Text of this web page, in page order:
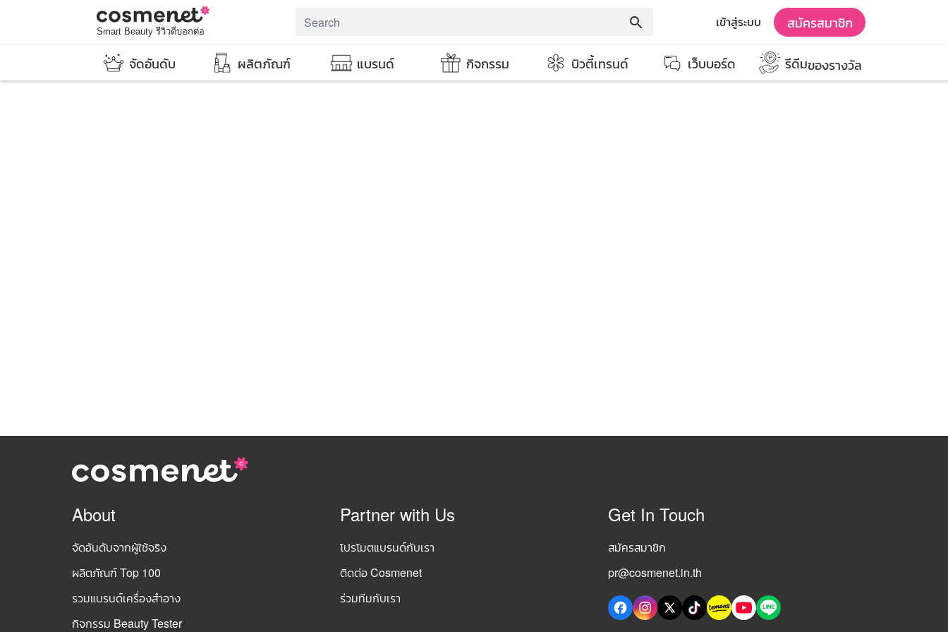
Smart Beauty รีวิวดีบอกต่อ
search เข้าสู่ระบบ สมัครสมาชิก
จัดอันดับ ผลิตภัณฑ์ แบรนด์ กิจกรรม บิวตี้เทรนด์ เว็บบอร์ด รีดีมของรางวัล
About
จัดอันดับจากผู้ใช้จริง
ผลิตภัณฑ์ Top 100
รวมแบรนด์เครื่องสำอาง
กิจกรรม Beauty Tester
Partner with Us
โปรโมตแบรนด์กับเรา
ติดต่อ Cosmenet
ร่วมทีมกับเรา
Get In Touch
สมัครสมาชิก
pr@cosmenet.in.th